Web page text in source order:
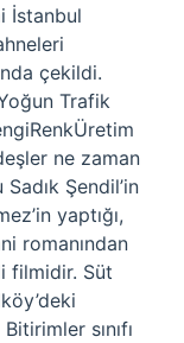
İstanbul
çekildi.
Trafik
ne zaman
Şendil’in
yaptığı,
romanından
filmidir. Süt
sınıfı